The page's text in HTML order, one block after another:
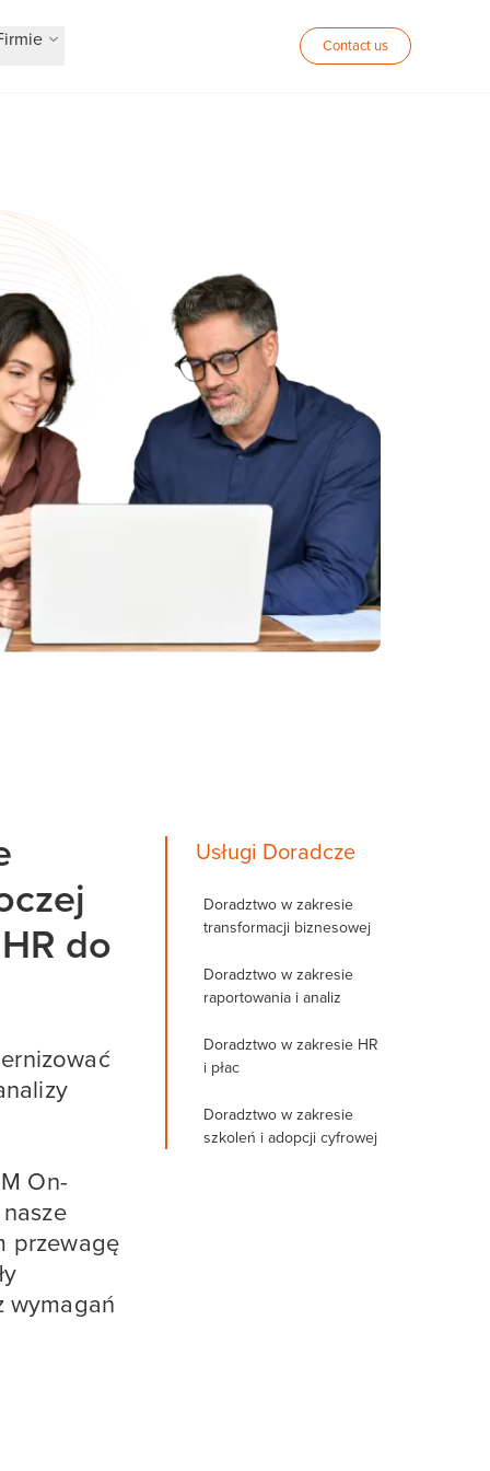
Contact us
do
On-
przewagę
wymagań
Usługi Doradcze
Doradztwo w zakresie
transformacji biznesowej
Doradztwo w zakresie
raportowania i analiz
Doradztwo w zakresie HR
i płac
Doradztwo w zakresie
szkoleń i adopcji cyfrowej